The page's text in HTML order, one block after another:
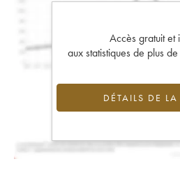
Accès gratuit et
aux statistiques de plus
DÉTAILS DE LA